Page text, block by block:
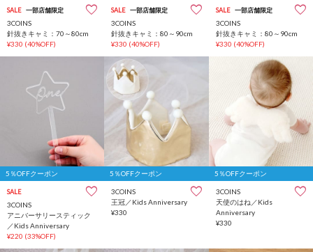
SALE 一部店舗限定
3COINS
針抜きキャミ：70～80cm
¥330 (40%OFF)
SALE 一部店舗限定
3COINS
針抜きキャミ：80～90cm
¥330 (40%OFF)
SALE 一部店舗限定
3COINS
針抜きキャミ：80～90cm
¥330 (40%OFF)
5％OFFクーポン
SALE
3COINS
アニバーサリースティック
／Kids Anniversary
¥220 (33%OFF)
5％OFFクーポン
3COINS
王冠／Kids Anniversary
¥330
5％OFFクーポン
3COINS
天使のはね／Kids
Anniversary
¥330